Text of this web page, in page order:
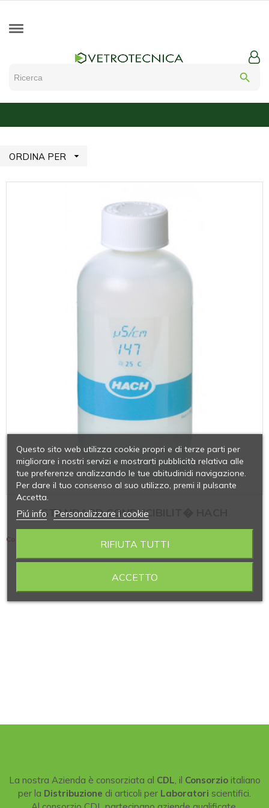
search
ORDINA PER 
STANDARD CONDUCIBILIT� HACH
Contiene 4 articoli
La nostra Azienda è consorziata al CDL , il Consorzioitaliano
per la Distribuzione di articoli per Laboratori scientifici.
Questo sito web utilizza cookie propri e di terze parti per
migliorare i nostri servizi e mostrarti pubblicità relativa alle
tue preferenze analizzando le tue abitudinidi navigazione.
Per dare il tuo consenso al suo utilizzo, premi il pulsante
Accetta.
Piú info Personalizzare i cookie
RIFIUTA TUTTI
ACCETTO